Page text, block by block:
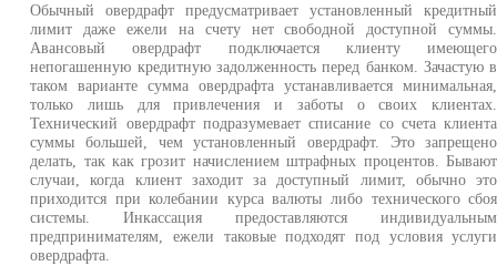
Обычный овердрафт предусматривает установленный кредитный
лимит даже ежели на счету нет свободной доступной суммы.
Авансовый овердрафт подключается клиенту имеющего
непогашенную кредитную задолженность перед банком. Зачастую в
таком варианте сумма овердрафта устанавливается минимальная,
только лишь для привлечения и заботы о своих клиентах.
Технический овердрафт подразумевает списание со счета клиента
суммы большей, чем установленный овердрафт. Это запрещено
делать, так как грозит начислением штрафных процентов. Бывают
случаи, когда клиент заходит за доступный лимит, обычно это
приходится при колебании курса валюты либо технического сбоя
системы. Инкассация предоставляются индивидуальным
предпринимателям, ежели таковые подходят под условия услуги
овердрафта.